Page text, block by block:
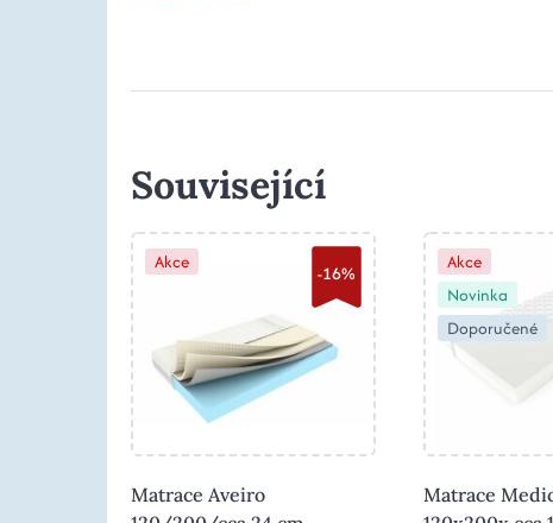
Související
Akce
-16%
Matrace Aveiro
Akce
Novinka
Doporučené
Matrace